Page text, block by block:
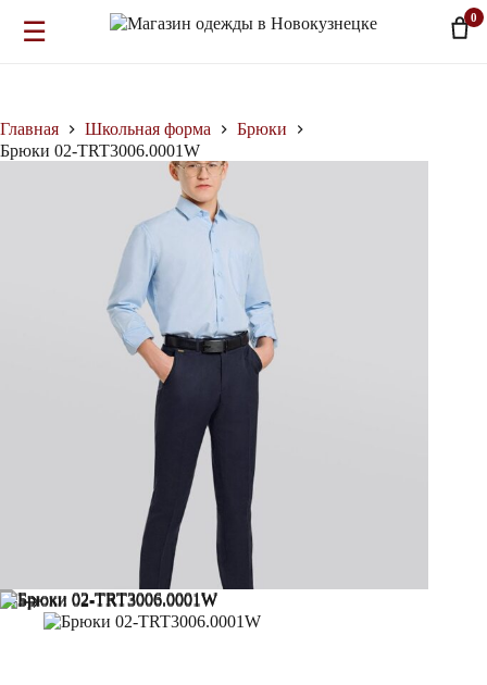
☰ 0
Главная
Школьная форма
Брюки
Брюки 02-TRT3006.0001W